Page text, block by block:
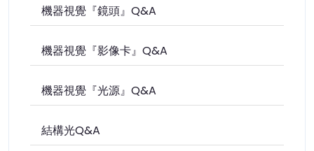
機器視覺『鏡頭』Q&A
機器視覺『影像卡』Q&A
機器視覺『光源』Q&A
結構光Q&A